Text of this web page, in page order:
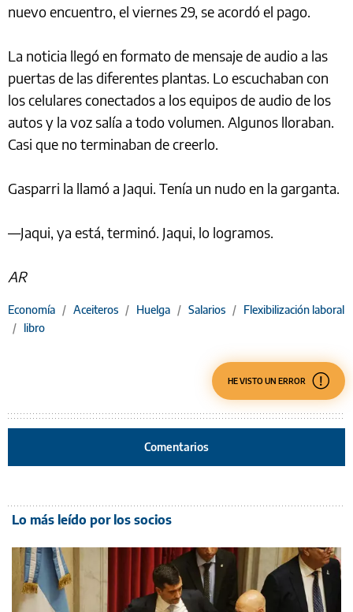
nuevo encuentro, el viernes 29, se acordó el pago.
La noticia llegó en formato de mensaje de audio a las
puertas de las diferentes plantas. Lo escuchaban con
los celulares conectados a los equipos de audio de los
autos y la voz salía a todo volumen. Algunos lloraban.
Casi que no terminaban de creerlo.
Gasparri la llamó a Jaqui. Tenía un nudo en la garganta.
—Jaqui, ya está, terminó. Jaqui, lo logramos.
AR
Economía / Aceiteros / Huelga / Salarios / Flexibilización laboral
/ libro
HE VISTO UN ERROR
Comentarios
Lo más leído por los socios